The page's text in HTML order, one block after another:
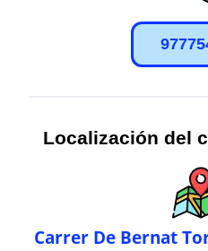
Localización del
Carrer De Bernat